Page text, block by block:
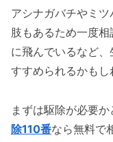
アシナガバチやミ
肢もあるため一度
に飛んでいるなど
すすめられるかもし
まずは駆除が必要
除110番なら無料で